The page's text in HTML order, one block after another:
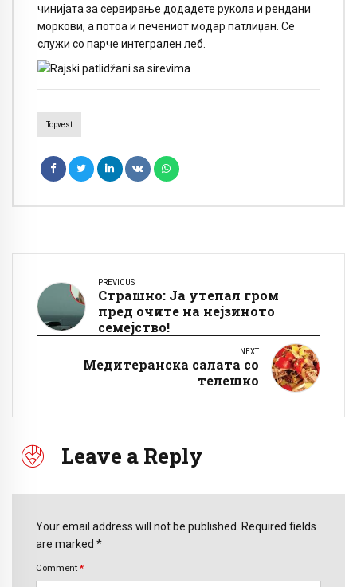
чинијата за сервирање додадете рукола и рендани
моркови, а потоа и печениот модар патлиџан. Се
служи со парче интегрален леб.
Topvest
PREVIOUS
Страшно: Ја утепал гром
пред очите на нејзиното
семејство!
NEXT
Медитеранска салата со
телешко
Leave a Reply
Your email address will not be published. Required fields
are marked *
Comment *